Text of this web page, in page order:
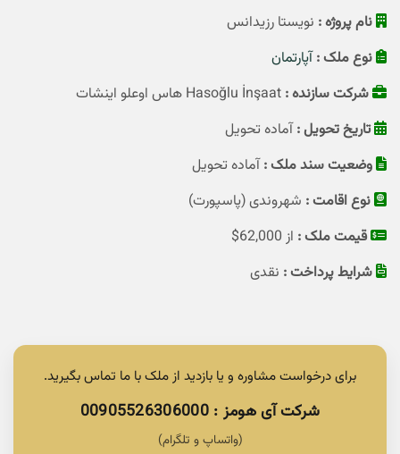
نام پروژه : نویستا رزیدانس
نوع ملک : آپارتمان
شرکت سازنده :
تاریخ تحویل :آماده تحویل
وضعیت سند ملک :آماده تحویل
نوع اقامت : شهروندی (پاسپورت)
قیمت ملک : از 62,000$
شرایط پرداخت : نقدی
برای درخواست مشاوره و یا بازدید از ملک با ما تماس بگیرید.
شرکت آی هومز : 00905526306000
(واتساپ و تلگرام)